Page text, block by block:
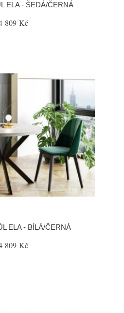
ELA - ŠEDÁ/ČERNÁ
809 Kč
ELA - BÍLÁ/ČERNÁ
809 Kč